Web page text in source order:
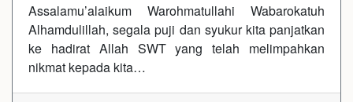
Assalamu’alaikum Warohmatullahi Wabarokatuh
Alhamdulillah, segala puji dan syukur kita panjatkan
ke hadirat Allah SWT yang telah melimpahkan
nikmat kepada kita…